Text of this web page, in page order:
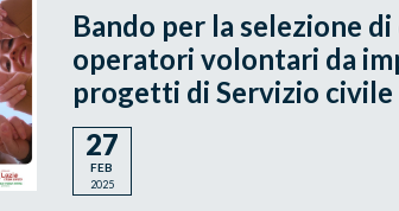
Bando per la selezione
operatori volontari da
progetti di Servizio
27
FEB
2025